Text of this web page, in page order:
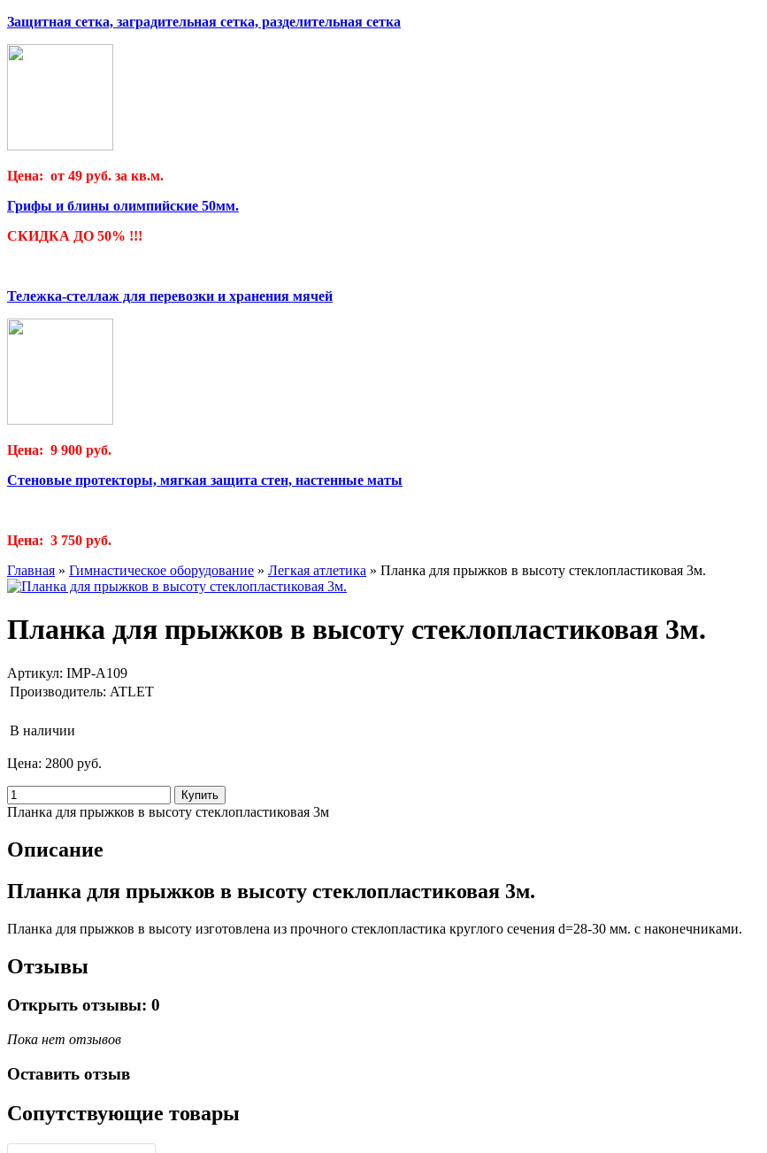
Защитная сетка, заградительная сетка, разделительная сетка
Цена: от 49 руб. за кв.м.
Грифы и блины олимпийские 50мм.
СКИДКА ДО 50% !!!
Тележка-стеллаж для перевозки и хранения мячей
Цена: 9 900 руб.
Стеновые протекторы, мягкая защита стен, настенные маты
Цена: 3 750 руб.
Главная » Гимнастическое оборудование » Легкая атлетика » Планка для прыжков в высоту стеклопластиковая 3м.
Планка для прыжков в высоту стеклопластиковая 3м.
Артикул: IMP-A109
Производитель: ATLET
В наличии
Цена: 2800 руб.
Планка для прыжков в высоту стеклопластиковая 3м
Описание
Планка для прыжков в высоту стеклопластиковая 3м.
Планка для прыжков в высоту изготовлена из прочного стеклопластика круглого сечения d=28-30 мм. с наконечниками.
Отзывы
Открыть отзывы: 0
Пока нет отзывов
Оставить отзыв
Сопутствующие товары